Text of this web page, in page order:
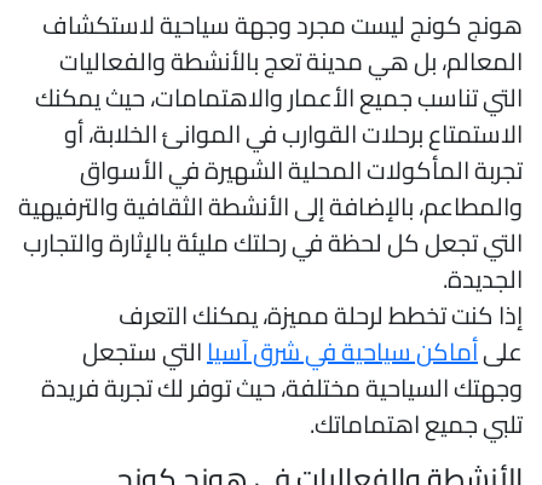
كونج ليست مجرد وجهة سياحية لاستكشاف
بل هي مدينة تعج بالأنشطة والفعاليات
تناسب جميع الأعمار والاهتمامات، حيث يمكنك
برحلات القوارب في الموانئ الخلابة، أو
المأكولات المحلية الشهيرة في الأسواق
بالإضافة إلى الأنشطة الثقافية والترفيهية
تجعل كل لحظة في رحلتك مليئة بالإثارة والتجارب
كنت تخطط لرحلة مميزة، يمكنك التعرف
أماكن سياحية في شرق آسياالتي ستجعل
السياحية مختلفة، حيث توفر لك تجربة فريدة
جميع اهتماماتك.